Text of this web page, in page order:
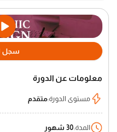
سجل
معلومات عن الدورة
مستوى الدورة:متقدم
المدة:30 شهور